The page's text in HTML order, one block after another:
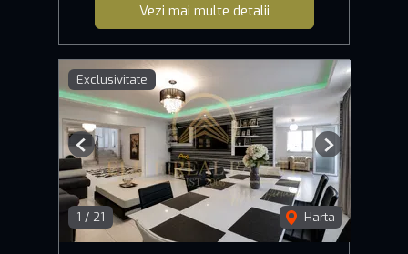
Vezi mai multe detalii
Exclusivitate
1 / 21 Harta
Previous Next